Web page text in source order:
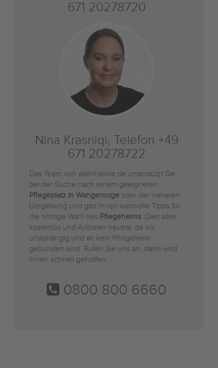
671 20278720
Nina Krasniqi, Telefon +49
671 20278722
Das Team von altenheime.de unterstützt Sie
bei der Suche nach einem geeigneten
Pflegeplatz in Wangerooge oder der näheren
Umgebung und gibt Ihnen wertvolle Tipps für
die richtige Wahl des Pflegeheims. Dies alles
kostenlos und Anbieter neutral, da wir
unabhängig und an kein Pflegeheim
gebunden sind. Rufen Sie uns an, dann wird
Ihnen schnell geholfen:
0800 800 6660